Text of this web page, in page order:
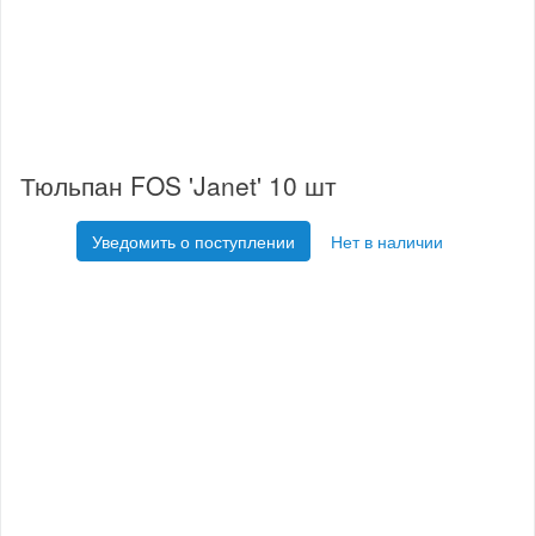
Тюльпан FOS 'Janet' 10 шт
Уведомить о поступлении Нет в наличии